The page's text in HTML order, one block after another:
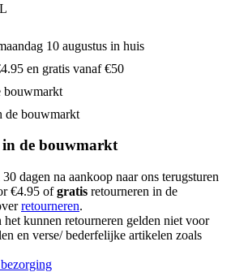
10 augustus in huis
en gratis vanaf €50
bouwmarkt
de bouwmarkt
de bouwmarkt
dagen na aankoop naar ons terugsturen
€4.95 ofgratis retourneren in de
retourneren.
kunnen retourneren gelden niet voor
en verse/ bederfelijke artikelen zoals